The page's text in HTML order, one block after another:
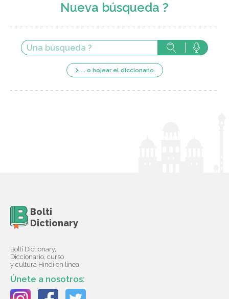
Nueva búsqueda ?
... o hojear el diccionario
Bolti
Dictionary
Bolti Dictionary,
Diccionario, curso
y cultura Hindi en línea
Únete a nosotros: